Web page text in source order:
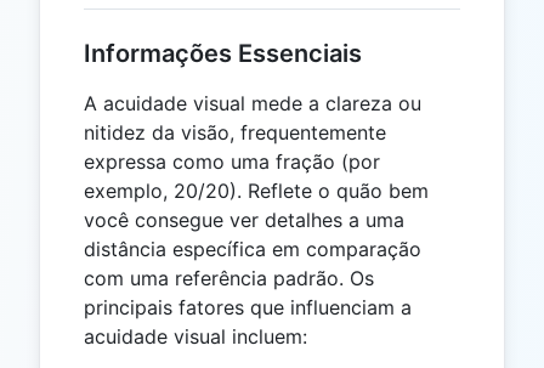
Informações Essenciais
A acuidade visual mede a clareza ou
nitidez da visão, frequentemente
expressa como uma fração (por
exemplo, 20/20). Reflete o quão bem
você consegue ver detalhes a uma
distância específica em comparação
com uma referência padrão. Os
principais fatores que influenciam a
acuidade visual incluem: